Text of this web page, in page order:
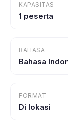
KAPASITAS
1 peserta
BAHASA
Bahasa
FORMAT
Di lokasi